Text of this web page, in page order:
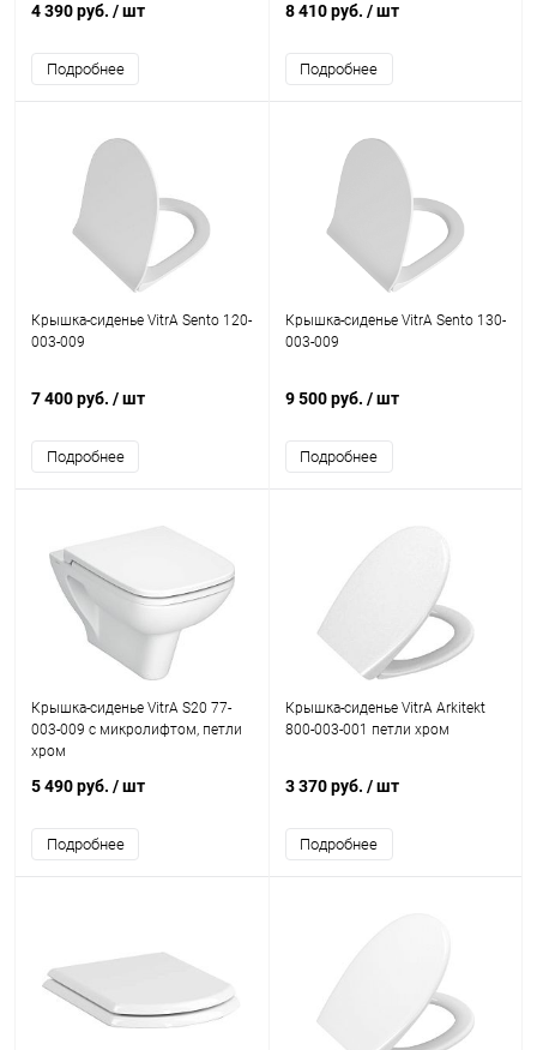
4 390 руб. / шт
Подробнее
8 410 руб. / шт
Подробнее
Крышка-сиденье VitrA Sento 120-
003-009
7 400 руб. / шт
Подробнее
Крышка-сиденье VitrA Sento 130-
003-009
9 500 руб. / шт
Подробнее
Крышка-сиденье VitrA S20 77-
003-009 с микролифтом, петли
хром
5 490 руб. / шт
Подробнее
Крышка-сиденье VitrA Arkitekt
800-003-001 петли хром
3 370 руб. / шт
Подробнее